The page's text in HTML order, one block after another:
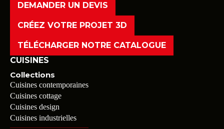
DEMANDER UN DEVIS
CRÉEZ VOTRE PROJET 3D
TÉLÉCHARGER NOTRE CATALOGUE
CUISINES
Collections
Cuisines contemporaines
Cuisines cottage
Cuisines design
Cuisines industrielles